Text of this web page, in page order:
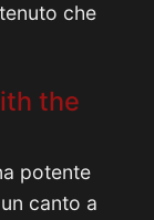
che
the
potente
canto a